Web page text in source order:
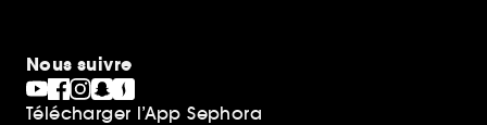
Nous suivre
Télécharger l’App Sephora